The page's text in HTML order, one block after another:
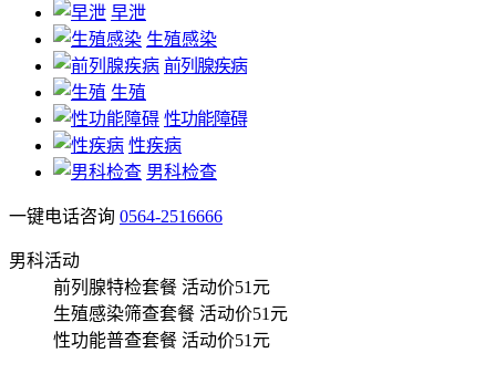
早泄
生殖感染
前列腺疾病
生殖
性功能障碍
性疾病
男科检查
一键电话咨询 0564-2516666
男科活动
前列腺特检套餐 活动价51元
生殖感染筛查套餐 活动价51元
性功能普查套餐 活动价51元